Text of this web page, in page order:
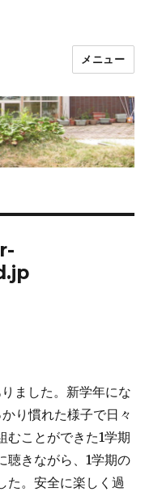
メニュー
ました。新学年にな
り慣れた様子で日々
むことができた1学期
聴きながら、1学期の
た。安全に楽しく過